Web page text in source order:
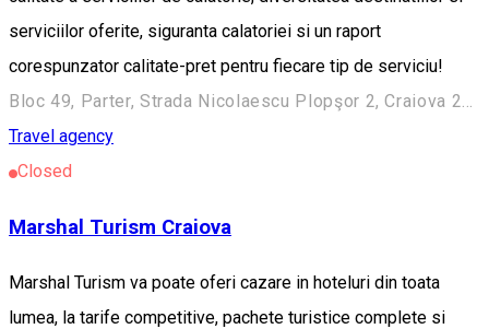
serviciilor oferite, siguranta calatoriei si un raport
corespunzator calitate-pret pentru fiecare tip de serviciu!
Bloc 49, Parter, Strada Nicolaescu Plopşor 2, Craiova 200733, Romania
Travel agency
Closed
Marshal Turism Craiova
Marshal Turism va poate oferi cazare in hoteluri din toata
lumea, la tarife competitive, pachete turistice complete si